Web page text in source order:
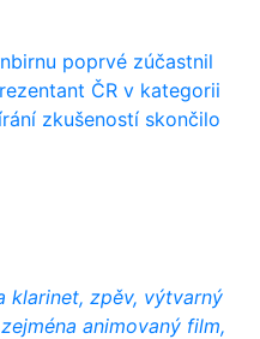
poprvé zúčastnil
ČR v kategorii
zkušeností skončilo
klarinet, zpěv, výtvarný
animovaný film,